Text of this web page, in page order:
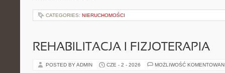
CATEGORIES: NIERUCHOMOŚCI
REHABILITACJA I FIZJOTERAPIA
POSTED BY ADMIN CZE - 2 - 2026 MOŻLIWOŚĆ